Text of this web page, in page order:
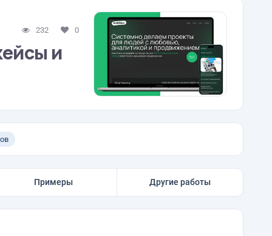
232 0
и
Примеры Другие работы